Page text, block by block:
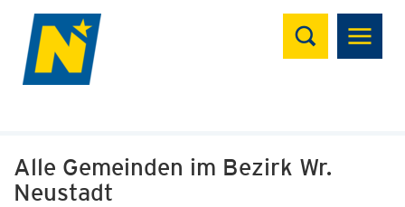
Suchen
Alle Gemeinden im Bezirk Wr.
Neustadt